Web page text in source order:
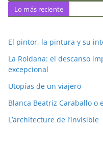
Lo más reciente
El pintor, la pintura y su
La Roldana: el descanso
excepcional
Utopías de un viajero
Blanca Beatriz Caraballo o
L’architecture de l’invisible